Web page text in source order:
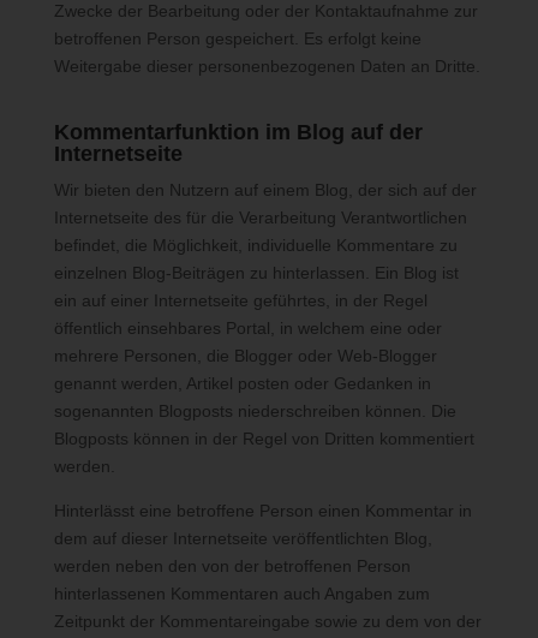
Zwecke der Bearbeitung oder der Kontaktaufnahme zur
betroffenen Person gespeichert. Es erfolgt keine
Weitergabe dieser personenbezogenen Daten an Dritte.
Kommentarfunktion im Blog auf der
Internetseite
Wir bieten den Nutzern auf einem Blog, der sich auf der
Internetseite des für die Verarbeitung Verantwortlichen
befindet, die Möglichkeit, individuelle Kommentare zu
einzelnen Blog-Beiträgen zu hinterlassen. Ein Blog ist
ein auf einer Internetseite geführtes, in der Regel
öffentlich einsehbares Portal, in welchem eine oder
mehrere Personen, die Blogger oder Web-Blogger
genannt werden, Artikel posten oder Gedanken in
sogenannten Blogposts niederschreiben können. Die
Blogposts können in der Regel von Dritten kommentiert
werden.
Hinterlässt eine betroffene Person einen Kommentar in
dem auf dieser Internetseite veröffentlichten Blog,
werden neben den von der betroffenen Person
hinterlassenen Kommentaren auch Angaben zum
Zeitpunkt der Kommentareingabe sowie zu dem von der
Infrastruktur- und Plattformdienstleistungen, Rechenkapazität,
Speicherplatz und Datenbankdienste, Sicherheitsleistungen
sowie technische Wartungsleistungen, die wir zum Zwecke des
Hierbei verarbeiten wir, bzw. unser Hostinganbieter
Nutzungsdaten, Meta- und Kommunikationsdaten von Kunden,
Interessenten und Besuchern dieses Onlineangebotes auf
Grundlage unserer berechtigten Interessen an einer effizienten
und sicheren Zurverfügungstellung dieses Onlineangebotes
gem. Art. 6 Abs. 1 lit. f DSGVO i.V.m. Art. 28 DSGVO (Abschluss
Auftragsverarbeitungsvertrag).
Routinemäßige Löschung und Sperrung
von personenbezogenen Daten
speichert personenbezogene Daten der betroffenen Person nur
für den Zeitraum, der zur Erreichung des Speicherungszwecks
erforderlich ist oder sofern dies durch den Europäischen
Richtlinien- und Verordnungsgeber oder einen anderen
Gesetzgeber in Gesetzen oder Vorschriften, welchen der für die